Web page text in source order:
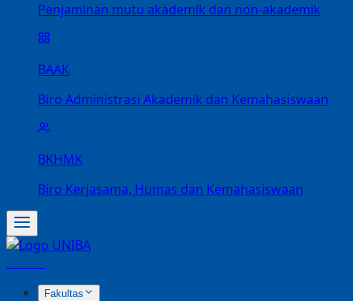
Penjaminan mutu akademik dan non-akademik
BAAK
Biro Administrasi Akademik dan Kemahasiswaan
BKHMK
Biro Kerjasama, Humas dan Kemahasiswaan
Fakultas